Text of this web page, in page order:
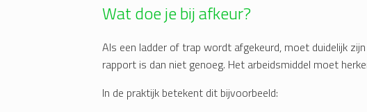
Wat doe je bij afkeur?
Als een ladder of trap wordt afgekeurd, moet duidelijk
rapport is dan niet genoeg. Het arbeidsmiddel moet
In de praktijk betekent dit bijvoorbeeld: